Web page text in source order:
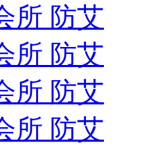
所 防艾
所 防艾
所 防艾
所 防艾